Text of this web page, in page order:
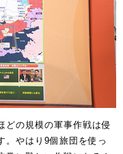
どの規模の軍事作戦は侵
。やはり9個旅団を使っ